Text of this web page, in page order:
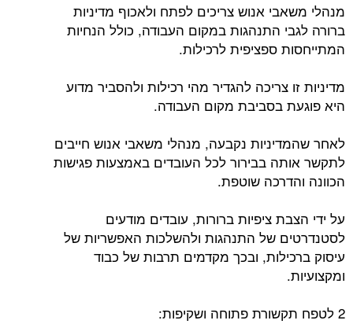
מנהלי משאבי אנוש צריכים לפתח ולאכוף מדיניות
ברורה לגבי התנהגות במקום העבודה, כולל הנחיות
המתייחסות ספציפית לרכילות.
מדיניות זו צריכה להגדיר מהי רכילות ולהסביר מדוע
היא פוגעת בסביבת מקום העבודה.
לאחר שהמדיניות נקבעה, מנהלי משאבי אנוש חייבים
לתקשר אותה בבירור לכל העובדים באמצעות פגישות
הכוונה והדרכה שוטפת.
על ידי הצבת ציפיות ברורות, עובדים מודעים
לסטנדרטים של התנהגות ולהשלכות האפשריות של
עיסוק ברכילות, ובכך מקדמים תרבות של כבוד
ומקצועיות.
2 לטפח תקשורת פתוחה ושקיפות: